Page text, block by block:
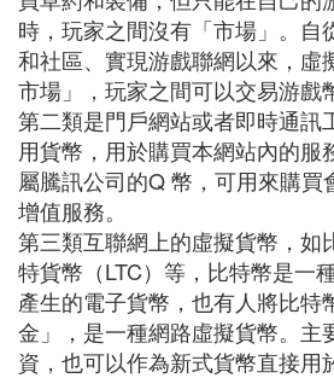
時，玩家之間沒有「市場」。自
和社區、實現游戲聯網以來，虛
市場」，玩家之間可以交易游戲
第二類是門戶網站或者即時通訊
用貨幣，用於購買本網站內的服
屬騰訊公司的Q 幣，可用來購買
增值服務。
第三類互聯網上的虛擬貨幣，如
特貨幣（LTC）等，比特幣是一
產生的電子貨幣，也有人將比特
金」，是一種網路虛擬貨幣。主
資，也可以作為新式貨幣直接用